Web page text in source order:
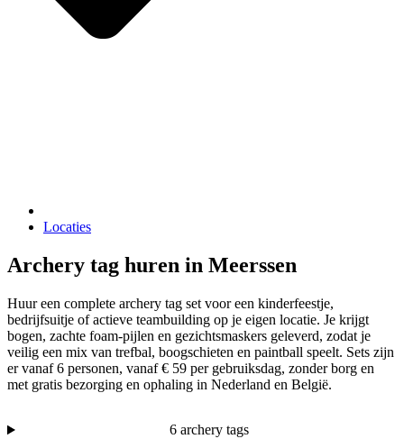
Locaties
Archery tag huren in Meerssen
Huur een complete archery tag set voor een kinderfeestje,
bedrijfsuitje of actieve teambuilding op je eigen locatie. Je krijgt
bogen, zachte foam-pijlen en gezichtsmaskers geleverd, zodat je
veilig een mix van trefbal, boogschieten en paintball speelt. Sets zijn
er vanaf 6 personen, vanaf € 59 per gebruiksdag, zonder borg en
met gratis bezorging en ophaling in Nederland en België.
6 archery tags